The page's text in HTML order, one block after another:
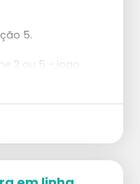
5.
2 ou 5 - jogo